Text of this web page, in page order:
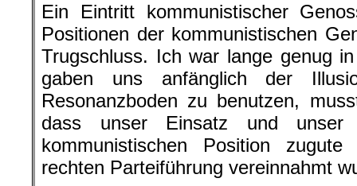
Ein Eintritt kommunistischer
Positionen der kommunistischen
Trugschluss. Ich war lange genug
gaben uns anfänglich der
Resonanzboden zu benutzen,
dass unser Einsatz und unser
kommunistischen Position
rechten Parteiführung vereinnahmt